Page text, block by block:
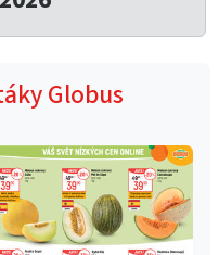
Globus